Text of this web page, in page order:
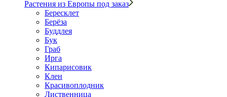
Растения из Европы под заказ
Бересклет
Берёза
Буддлея
Бук
Граб
Ирга
Кипарисовик
Клен
Красивоплодник
Лиственница